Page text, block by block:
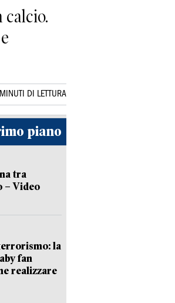
calcio.
DI LETTURA
piano
tra
– Video
la
fan
realizzare